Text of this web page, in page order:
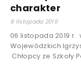
charakter
8 listopada 2019
06 listopada 2019 r.
Wojewódzkich
Chłopcy ze